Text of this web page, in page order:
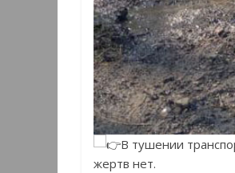
В тушении
жертв нет.